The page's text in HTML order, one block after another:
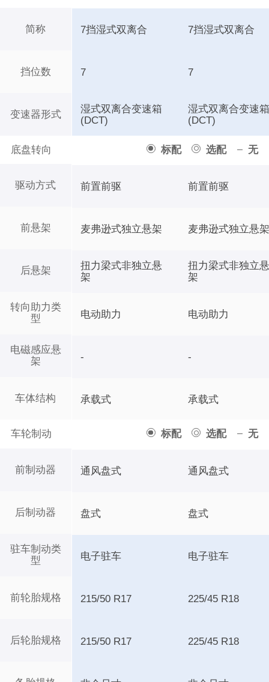
简称
挡位数
变速器形式
底盘转向 标配 选配 无
驱动方式
前悬架
后悬架
转向助力类
型
电磁感应悬
架
车体结构
车轮制动 标配 选配 无
前制动器
后制动器
驻车制动类
型
前轮胎规格
后轮胎规格
7挡湿式双离合 7挡湿式双离合
7 7
湿式双离合变速箱
(DCT)
湿式双离合变速
(DCT)
前置前驱 前置前驱
麦弗逊式独立悬架 麦弗逊式独立悬
扭力梁式非独立悬
架
扭力梁式非独立
架
电动助力 电动助力
- -
承载式 承载式
通风盘式 通风盘式
盘式 盘式
电子驻车 电子驻车
215/50 R17 225/45 R18
215/50 R17 225/45 R18